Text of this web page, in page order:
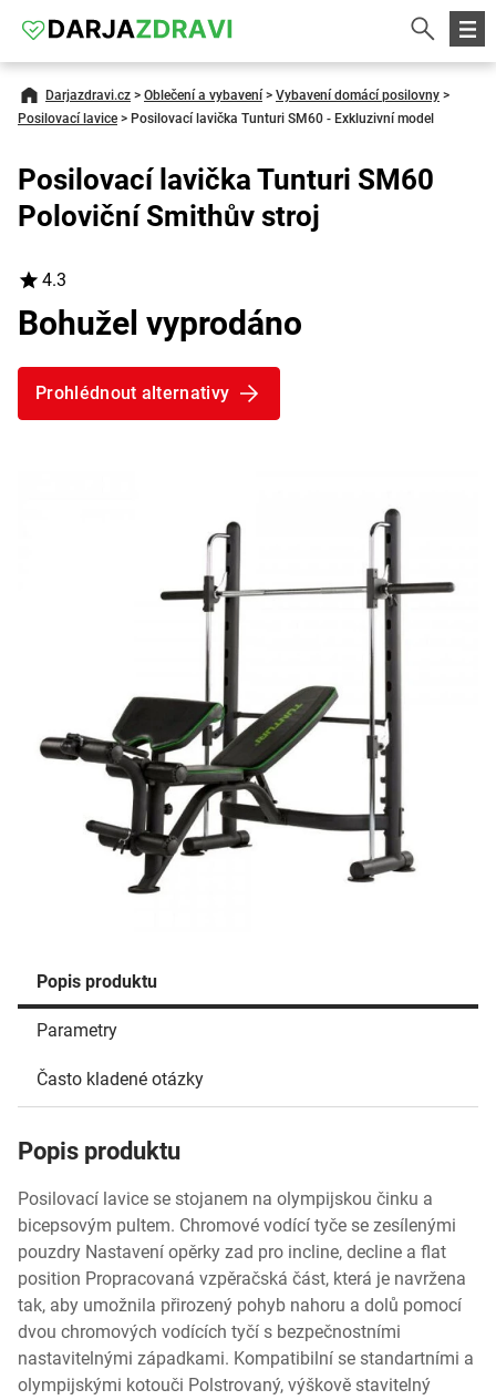
Darjazdravi.cz > Oblečení a vybavení > Vybavení domácí posilovny >
Posilovací lavice > Posilovací lavička Tunturi SM60 - Exkluzivní model
Popis produktu
Parametry
Často kladené otázky
Popis produktu
Posilovací lavice se stojanem na olympijskou činku a
bicepsovým pultem. Chromové vodící tyče se zesílenými
pouzdry Nastavení opěrky zad pro incline, decline a flat
position Propracovaná vzpěračská část, která je navržena
tak, aby umožnila přirozený pohyb nahoru a dolů pomocí
dvou chromových vodících tyčí s bezpečnostními
nastavitelnými západkami. Kompatibilní se standartními a
olympijskými kotouči Polstrovaný, výškově stavitelný
Posilovací lavička Tunturi SM60
Poloviční Smithův stroj
4.3
Bohužel vyprodáno
Prohlédnout alternativy